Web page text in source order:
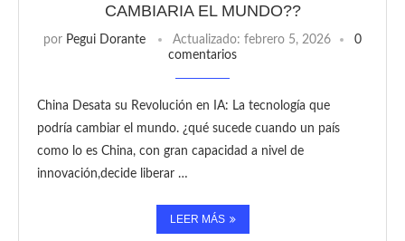
CAMBIARIA EL MUNDO??
por Pegui Dorante Actualizado: febrero 5, 2026
0
comentarios
China Desata su Revolución en IA: La tecnología que
podría cambiar el mundo. ¿qué sucede cuando un país
como lo es China, con gran capacidad a nivel de
innovación,decide liberar …
LEER MÁS